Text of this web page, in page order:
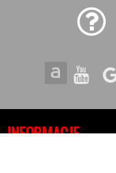
INFORMACJE